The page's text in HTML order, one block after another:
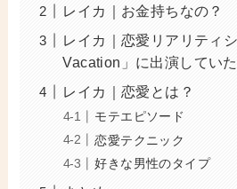
レイカ｜お金持ちなの？
レイカ｜恋愛リアリティ
Vacation」に出演してい
レイカ｜恋愛とは？
モテエピソード
恋愛テクニック
好きな男性のタイプ